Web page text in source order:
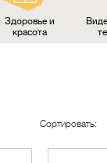
Здоровье и
красота
Сортировать: